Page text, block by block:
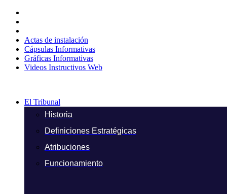
contenido
Actas de instalación
Cápsulas Informativas
Gráficas Informativas
Videos Instructivos Web
El Tribunal
Historia
Definiciones Estratégicas
Atribuciones
Funcionamiento